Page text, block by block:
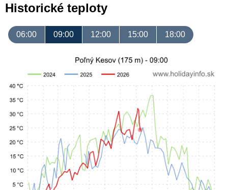
Historické teploty
06:00 09:00 12:00 15:00 18:00